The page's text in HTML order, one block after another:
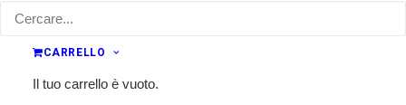
CARRELLO
Il tuo carrello è vuoto.